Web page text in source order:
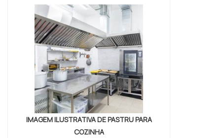
companhia também é possível encontrar
laminador de massa folhada e divisora
volumétrica de massa, garantindo a
satisfação da venda à ent...
IMAGEM ILUSTRATIVA DE PASTRU PARA
COZINHA